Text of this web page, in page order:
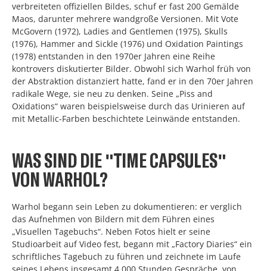
verbreiteten offiziellen Bildes, schuf er fast 200 Gemälde
Maos, darunter mehrere wandgroße Versionen. Mit Vote
McGovern (1972), Ladies and Gentlemen (1975), Skulls
(1976), Hammer and Sickle (1976) und Oxidation Paintings
(1978) entstanden in den 1970er Jahren eine Reihe
kontrovers diskutierter Bilder. Obwohl sich Warhol früh von
der Abstraktion distanziert hatte, fand er in den 70er Jahren
radikale Wege, sie neu zu denken. Seine „Piss and
Oxidations“ waren beispielsweise durch das Urinieren auf
mit Metallic-Farben beschichtete Leinwände entstanden.
WAS SIND DIE "TIME CAPSULES"
VON WARHOL?
Warhol begann sein Leben zu dokumentieren: er verglich
das Aufnehmen von Bildern mit dem Führen eines
„Visuellen Tagebuchs“. Neben Fotos hielt er seine
Studioarbeit auf Video fest, begann mit „Factory Diaries“ ein
schriftliches Tagebuch zu führen und zeichnete im Laufe